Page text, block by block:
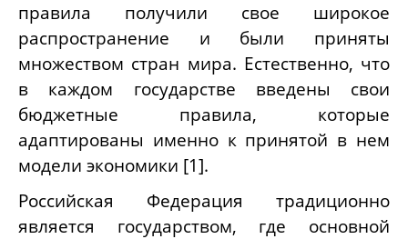
правила получили свое широкое
распространение и были приняты
множеством стран мира. Естественно, что
в каждом государстве введены свои
бюджетные правила, которые
адаптированы именно к принятой в нем
модели экономики [1].
Российская Федерация традиционно
является государством, где основной